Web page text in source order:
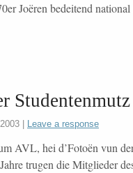
Joëren bedeitend
Studentenmutz
Leave a response
AVL, hei d’Fotoën vun
trugen die Mitglieder